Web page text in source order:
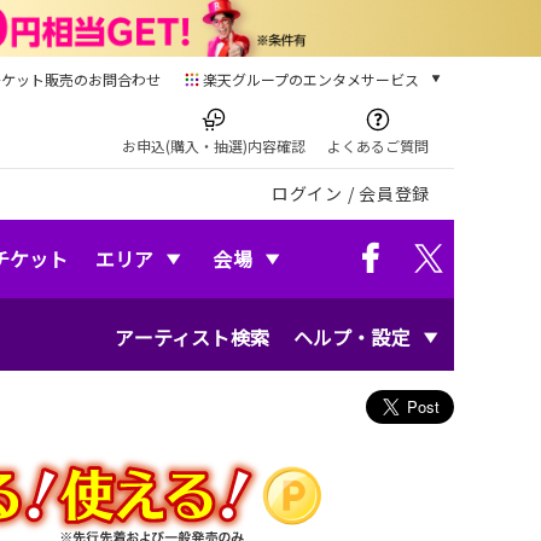
ット販売のお問合わせ 楽天グループのエンタメサービス
本/ゲーム/CD/DVD
楽天ブックス
電子書籍
楽天Kobo
音楽配信
Rakuten PLAY
無料テレビ
お申込(購入・抽選)内容確認 よくあるご質問
ログイン / 会員登録
ケット エリア 会場
アーティスト検索 ヘルプ・設定